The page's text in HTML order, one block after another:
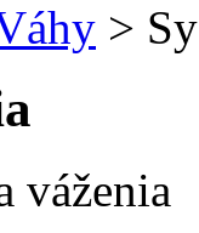
>
váženia